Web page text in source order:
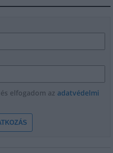
elfogadom az adatvédelmi